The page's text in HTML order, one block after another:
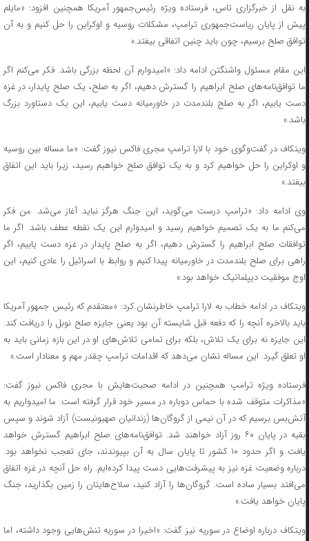
به نقل از خبرگزاری تاس، فرستاده ویژه رئیس‌جمهور آمریکا همچنین افزود: «مایلم
پیش از پایان ریاست‌جمهوری ترامپ، مشکلات روسیه و اوکراین را حل کنیم و به آن
توافق صلح برسیم، چون باید چنین اتفاقی بیفتد.»
این مقام مسئول واشنگتن ادامه داد: «امیدوارم آن لحظه بزرگی باشد. فکر می‌کنم اگر
ما توافق‌نامه‌های صلح ابراهیم را گسترش دهیم، اگر به صلح، یک صلح پایدار، در غزه
دست یابیم، اگر به صلح بلندمدت در خاورمیانه دست یابیم، این یک دستاورد بزرگ
باشد.»
ویتکاف در گفت‌وگوی خود با لارا ترامپ مجری فاکس نیوز گفت: «ما مساله بین روسیه
و اوکراین را حل خواهیم کرد و به یک توافق صلح خواهیم رسید، زیرا باید این اتفاق
بیفتد.»
وی ادامه داد: «ترامپ درست می‌گوید، این جنگ هرگز نباید آغاز می‌شد. من فکر
می‌کنم ما به یک تصمیم خواهیم رسید و امیدوارم این یک نقطه عطف باشد. اگر ما
توافقات صلح ابراهیم را گسترش دهیم، اگر به صلح پایدار در غزه دست یابیم، اگر
راهی برای صلح بلندمدت در خاورمیانه پیدا کنیم و روابط با اسرائیل را عادی کنیم، این
اوج موفقیت دیپلماتیک خواهد بود.»
ویتکاف در ادامه خطاب به لارا ترامپ خاطرنشان کرد: «معتقدم که رئیس جمهور آمریکا
باید بالاخره آنچه را که دفعه قبل شایسته آن بود یعنی جایزه صلح نوبل را دریافت کند.
این جایزه نه برای یک تلاش، بلکه برای تمامی تلاش‌های او در این بازه زمانی باید به
او تعلق گیرد. این مساله نشان می‌دهد که اقدامات ترامپ چقدر مهم و معنادار است.»
فرستاده ویژه ترامپ همچنین در ادامه صحبت‌هایش با مجری فاکس نیوز گفت:
«مذاکرات متوقف شده با حماس دوباره در مسیر خود قرار گرفته است. ما امیدواریم به
آتش‌بس برسیم که در آن نیمی از گروگان‌ها (زندانیان صهیونیست) آزاد شوند و سپس
بقیه در پایان ۶۰ روز آزاد خواهند شد. توافق‌نامه‌های صلح ابراهیم گسترش خواهد
یافت و اگر حدود ۱۰ کشور تا پایان سال به آن بپیوندند، جای تعجب نخواهد بود.
درباره وضعیت غزه نیز به پیشرفت‌هایی دست پیدا کرده‌ایم. راه حل آنچه در غزه اتفاق
می‌افتد بسیار ساده است. گروگان‌ها را آزاد کنید، سلاح‌هایتان را زمین بگذارید، جنگ
پایان خواهد یافت.»
ویتکاف درباره اوضاع در سوریه نیز گفت: «اخیرا در سوریه تنش‌هایی وجود داشته، اما